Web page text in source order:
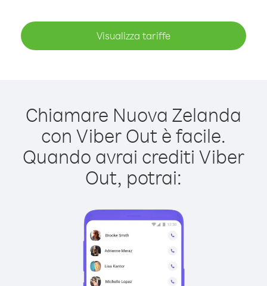
Visualizza tariffe
Chiamare Nuova Zelanda
con Viber Out è facile.
Quando avrai crediti Viber
Out, potrai: